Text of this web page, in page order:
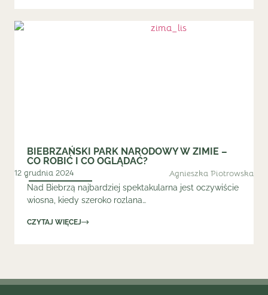
BIEBRZAŃSKI PARK NARODOWY W ZIMIE –
CO ROBIĆ I CO OGLĄDAĆ?
12 grudnia 2024 Agnieszka Piotrowska
Nad Biebrzą najbardziej spektakularna jest oczywiście
wiosna, kiedy szeroko rozlana…
CZYTAJ WIĘCEJ